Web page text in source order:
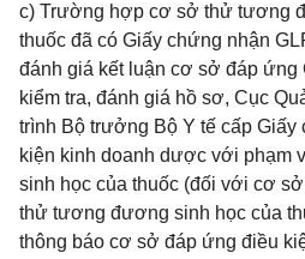
c) Trường hợp cơ sở thử tương
thuốc đã có Giấy chứng nhận
đánh giá kết luận cơ sở đáp ứng
kiểm tra, đánh giá hồ sơ, Cục
trình Bộ trưởng Bộ Y tế cấp Giấy
kiện kinh doanh dược với phạm
sinh học của thuốc (đối với cơ
thử tương đương sinh học của
thông báo cơ sở đáp ứng điều